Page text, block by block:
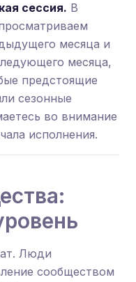
сессия. В
месяца и
месяца,
предстоящие
сезонные
во внимание
исполнения.
Люди
сообществом